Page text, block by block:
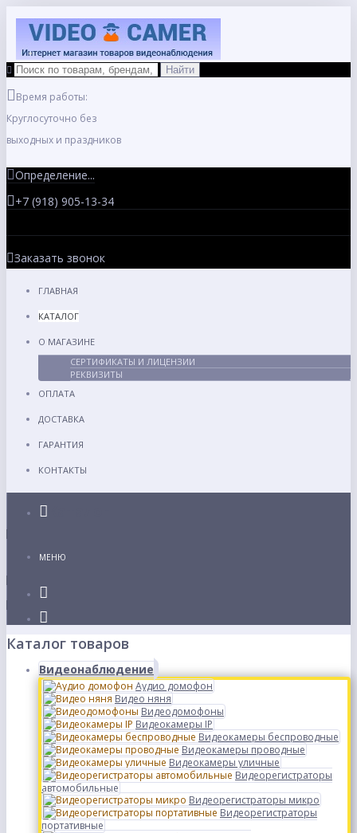
Время работы:
Круглосуточно без
выходных и праздников
Определение...
+7 (918) 905-13-34
Заказать звонок
ГЛАВНАЯ
КАТАЛОГ
О МАГАЗИНЕ
СЕРТИФИКАТЫ И ЛИЦЕНЗИИ
РЕКВИЗИТЫ
ОПЛАТА
ДОСТАВКА
ГАРАНТИЯ
КОНТАКТЫ
МЕНЮ
Каталог товаров
Видеонаблюдение
Аудио домофон
Видео няня
Видеодомофоны
Видеокамеры IP
Видеокамеры беспроводные
Видеокамеры проводные
Видеокамеры уличные
Видеорегистраторы
автомобильные
Видеорегистраторы микро
Видеорегистраторы
портативные